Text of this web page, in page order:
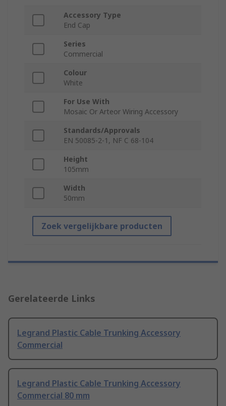
Accessory Type
End Cap
Series
Commercial
Colour
White
For Use With
Mosaic Or Arteor Wiring Accessory
Standards/Approvals
EN 50085-2-1, NF C 68-104
Height
105mm
Width
50mm
Zoek vergelijkbare producten
Gerelateerde Links
Legrand Plastic Cable Trunking Accessory
Commercial
Legrand Plastic Cable Trunking Accessory
Commercial 80 mm